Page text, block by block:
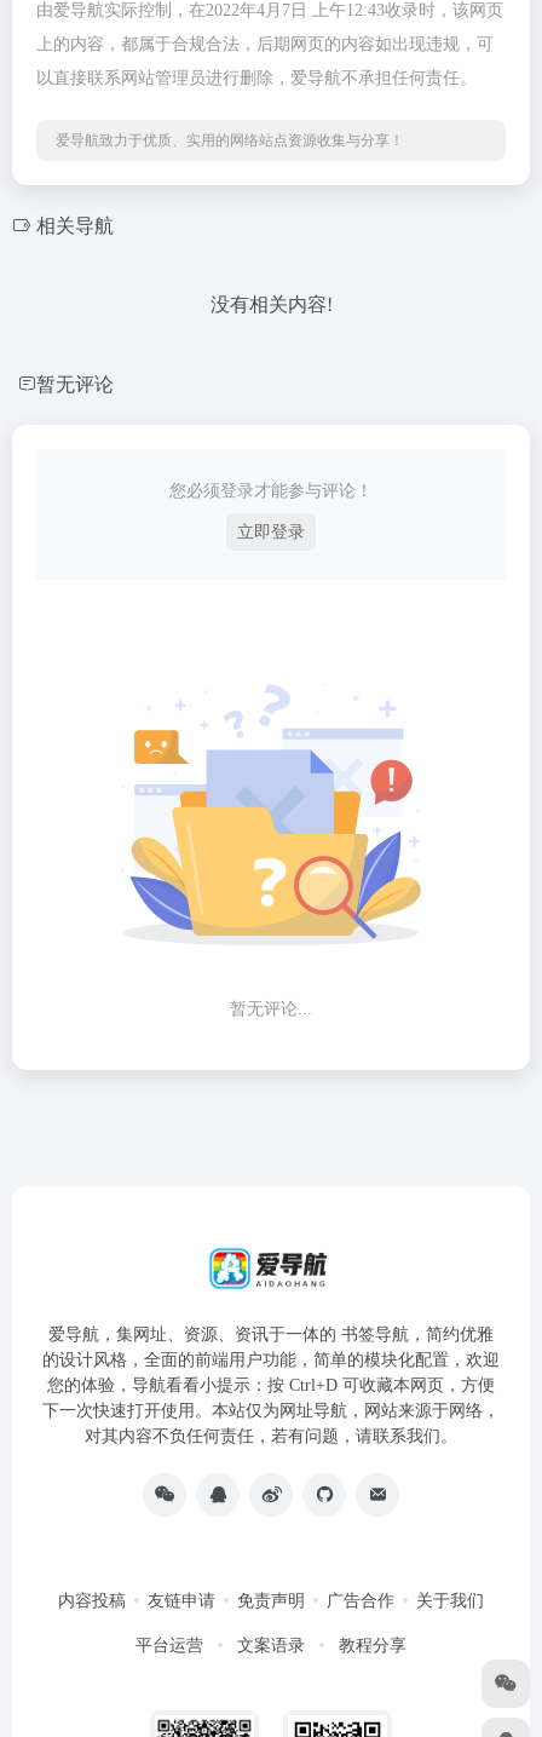
由爱导航实际控制，在2022年4月7日 上午12:43收录时，该网页
上的内容，都属于合规合法，后期网页的内容如出现违规，可
以直接联系网站管理员进行删除，爱导航不承担任何责任。
爱导航致力于优质、实用的网络站点资源收集与分享！
相关导航
没有相关内容!
暂无评论
您必须登录才能参与评论！
立即登录
暂无评论...
爱导航，集网址、资源、资讯于一体的 书签导航，简约优雅
的设计风格，全面的前端用户功能，简单的模块化配置，欢迎
您的体验，导航看看小提示：按 Ctrl+D 可收藏本网页，方便
下一次快速打开使用。本站仅为网址导航，网站来源于网络，
对其内容不负任何责任，若有问题，请联系我们。
内容投稿 友链申请 免责声明 广告合作 关于我们
平台运营 文案语录 教程分享